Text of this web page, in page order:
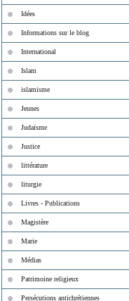
Idées
Informations sur le blog
International
Islam
islamisme
Jeunes
Judaïsme
Justice
littérature
liturgie
Livres - Publications
Magistère
Marie
Médias
Patrimoine religieux
Persécutions antichrétiennes